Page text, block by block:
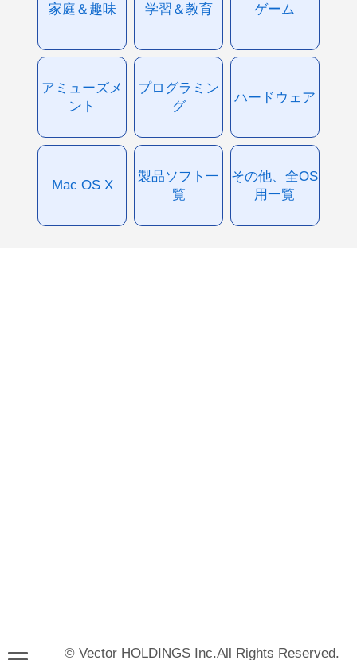
家庭＆趣味 学習＆教育 ゲーム
アミューズメ
ント
プログラミン
グ
ハードウェア
Mac OS X
製品ソフト一
覧
その他、全OS
用一覧
© Vector HOLDINGS Inc.All Rights Reserved.